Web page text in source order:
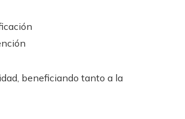
beneficiando tanto a la